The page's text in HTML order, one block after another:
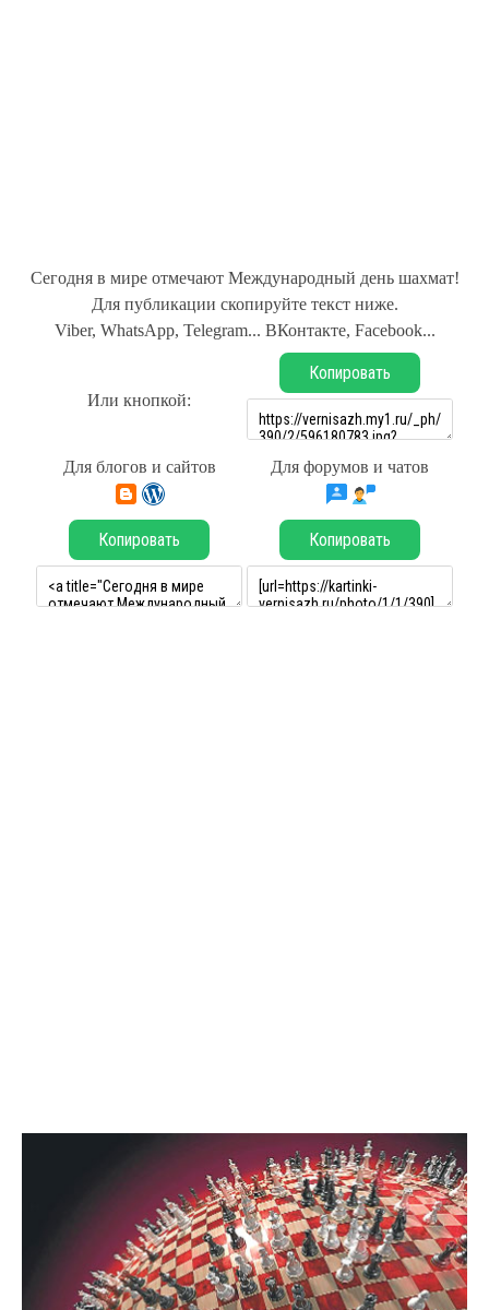
Сегодня в мире отмечают Международный день шахмат!
Для публикации скопируйте текст ниже.
Viber, WhatsApp, Telegram... ВКонтакте, Facebook...
Или кнопкой:
Копировать
Для блогов и сайтов Для форумов и чатов
Копировать Копировать